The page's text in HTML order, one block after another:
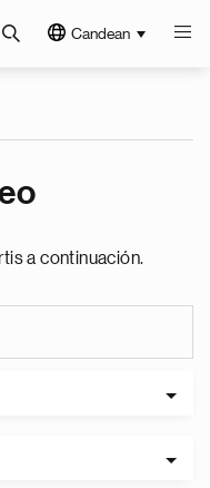
Candean
a continuación.